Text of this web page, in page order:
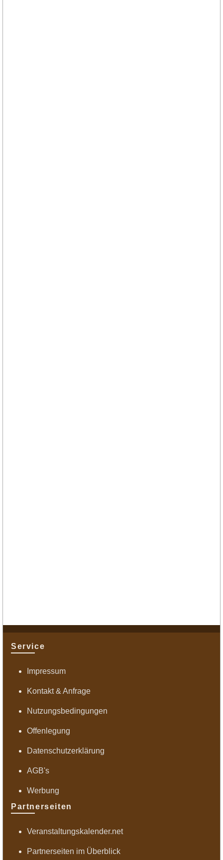
Service
Impressum
Kontakt & Anfrage
Nutzungsbedingungen
Offenlegung
Datenschutzerklärung
AGB's
Werbung
Partnerseiten
Veranstaltungskalender.net
Partnerseiten im Überblick